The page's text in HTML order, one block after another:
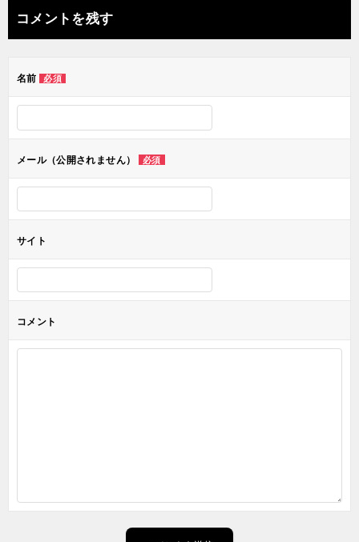
ナ
ビ
ー
ン
コメントを残す
名前 必須
メール（公開されません） 必須
サイト
コメント